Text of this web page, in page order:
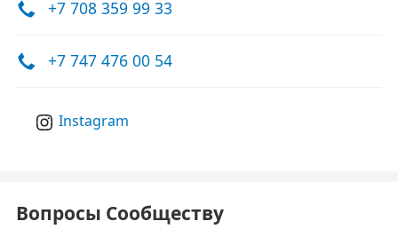
+7 708 359 99 33
+7 747 476 00 54
Instagram
Вопросы Сообществу